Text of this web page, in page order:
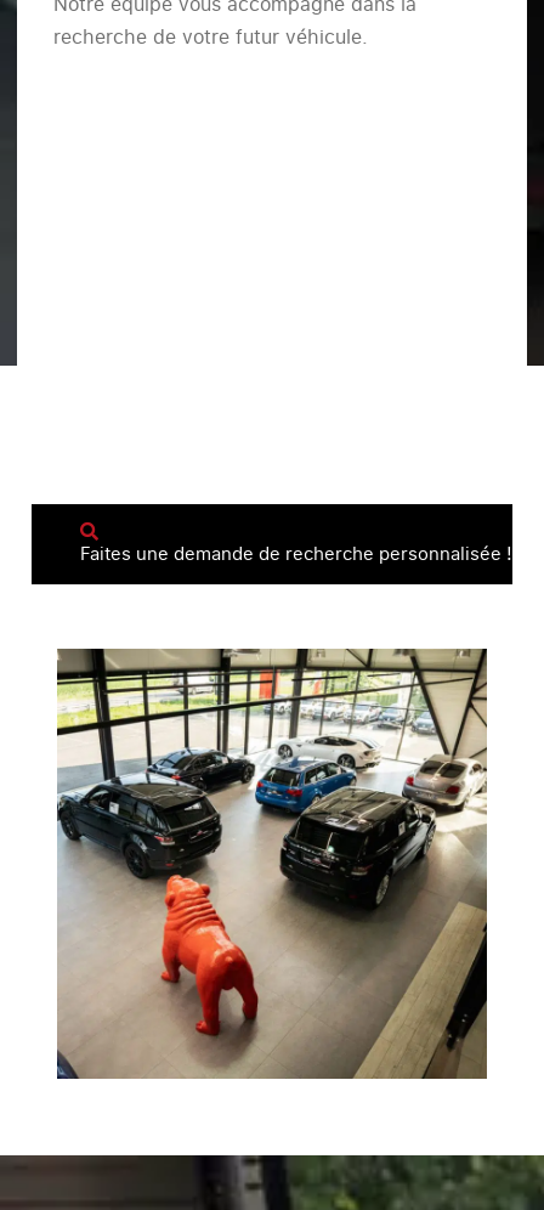
recherche de votre futur véhicule.
Faites une demande de recherche personnalisée !